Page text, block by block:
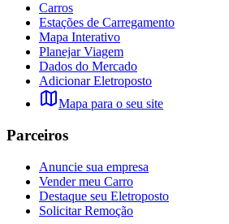
Carros
Estações de Carregamento
Mapa Interativo
Planejar Viagem
Dados do Mercado
Adicionar Eletroposto
Mapa para o seu site
Parceiros
Anuncie sua empresa
Vender meu Carro
Destaque seu Eletroposto
Solicitar Remoção